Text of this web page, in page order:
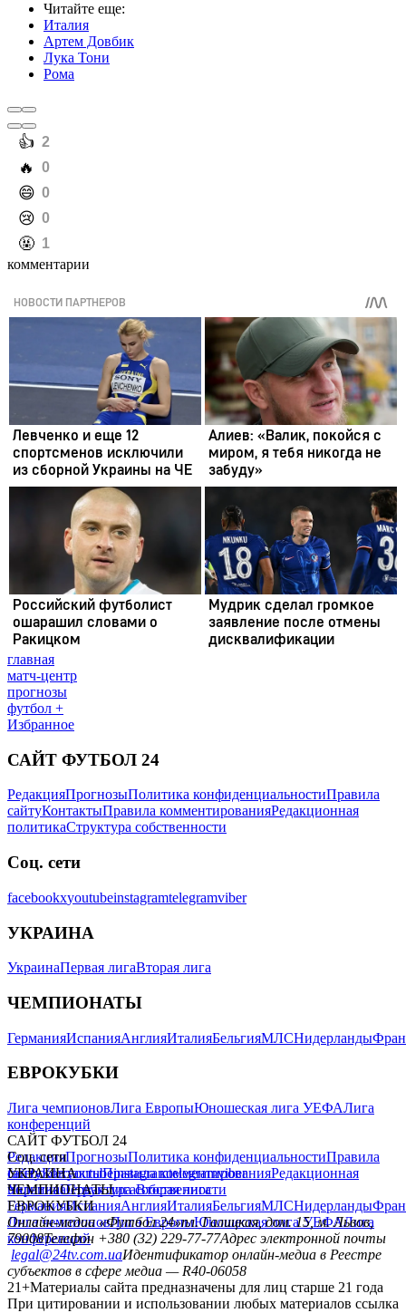
Читайте еще:
Италия
Артем Довбик
Лука Тони
Рома
️👍 2
️🔥 0
️😄 0
️😢 0
️🤬 1
комментарии
главная
матч-центр
прогнозы
футбол +
Избранное
САЙТ ФУТБОЛ 24
РедакцияПрогнозыПолитика конфиденциальностиПравила
сайтуКонтактыПравила комментированияРедакционная
политикаСтруктура собственности
Соц. сети
facebookxyoutubeinstagramtelegramviber
УКРАИНА
УкраинаПервая лигаВторая лига
ЧЕМПИОНАТЫ
ГерманияИспанияАнглияИталияБельгияМЛСНидерланды
ЕВРОКУБКИ
Лига чемпионовЛига ЕвропыЮношеская лига УЕФАЛига
конференций
САЙТ ФУТБОЛ 24
РедакцияПрогнозыПолитика конфиденциальностиПравила
сайтуКонтактыПравила комментированияРедакционная
политикаСтруктура собственности
Соц. сети
facebookxyoutubeinstagramtelegramviber
УКРАИНА
УкраинаПервая лигаВторая лига
ЧЕМПИОНАТЫ
ГерманияИспанияАнглияИталияБельгияМЛСНидерланды
ЕВРОКУБКИ
Лига чемпионовЛига ЕвропыЮношеская лига УЕФАЛига
конференций
Онлайн-медиа «Футбол 24»пл. Галицкая, дом. 15, м. Львов,
79008Телефон +380 (32) 229-77-77Адрес электронной почты
legal@24tv.com.uaИдентификатор онлайн-медиа в Реестре
субъектов в сфере медиа — R40-06058
21+Материалы сайта предназначены для лиц старше 21 года
При цитировании и использовании любых материалов ссылка